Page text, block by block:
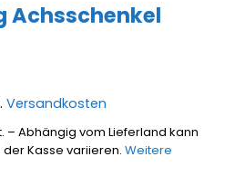
Achsschenkel
Versandkosten
– Abhängig vom Lieferland kann
Kasse variieren. Weitere